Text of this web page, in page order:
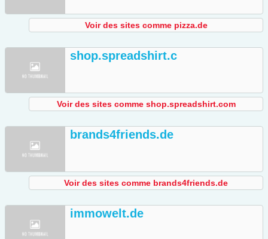
Voir des sites comme pizza.de
shop.spreadshirt.c
Voir des sites comme shop.spreadshirt.com
brands4friends.de
Voir des sites comme brands4friends.de
immowelt.de